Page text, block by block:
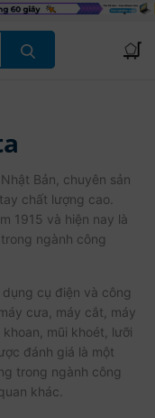
Bản, chuyên sản
chất lượng cao.
1915 và hiện nay là
ngành công
cụ điện và công
cưa, máy cắt, máy
mũi khoét, lưỡi
đánh giá là một
trong ngành công
khác.